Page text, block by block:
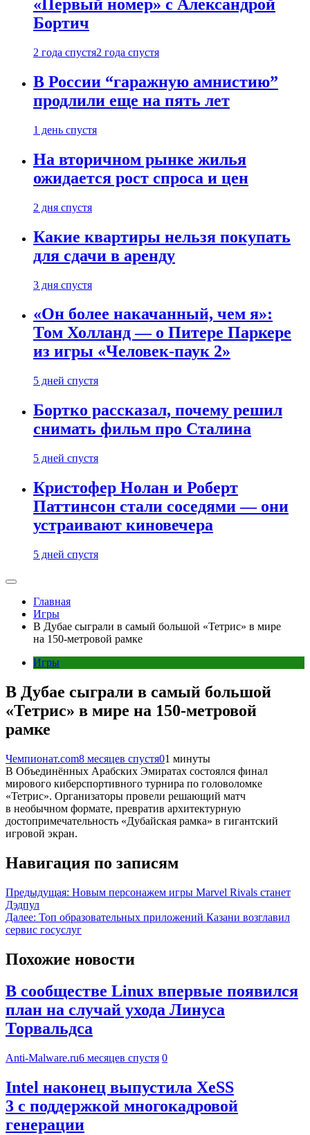
«Первый номер» с Александрой
Бортич
2 года спустя2 года спустя
В России “гаражную амнистию”
продлили еще на пять лет
1 день спустя
На вторичном рынке жилья
ожидается рост спроса и цен
2 дня спустя
Какие квартиры нельзя покупать
для сдачи в аренду
3 дня спустя
«Он более накачанный, чем я»:
Том Холланд — о Питере Паркере
из игры «Человек-паук 2»
5 дней спустя
Бортко рассказал, почему решил
снимать фильм про Сталина
5 дней спустя
Кристофер Нолан и Роберт
Паттинсон стали соседями — они
устраивают киновечера
5 дней спустя
Главная
Игры
В Дубае сыграли в самый большой «Тетрис» в мире
на 150-метровой рамке
Игры
В Дубае сыграли в самый большой
«Тетрис» в мире на 150-метровой
рамке
Чемпионат.com8 месяцев спустя01 минуты
В Объединённых Арабских Эмиратах состоялся финал
мирового киберспортивного турнира по головоломке
«Тетрис». Организаторы провели решающий матч
в необычном формате, превратив архитектурную
достопримечательность «Дубайская рамка» в гигантский
игровой экран.
Навигация по записям
Предыдущая: Новым персонажем игры Marvel Rivals станет
Дэдпул
Далее: Топ образовательных приложений Казани возглавил
сервис госуслуг
Похожие новости
В сообществе Linux впервые появился
план на случай ухода Линуса
Торвальдса
Anti-Malware.ru6 месяцев спустя 0
Intel наконец выпустила XeSS
3 с поддержкой многокадровой
генерации